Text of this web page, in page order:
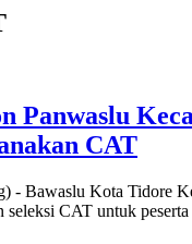
Panwaslu
CAT
- Bawaslu Kota Tidore
seleksi CAT untuk